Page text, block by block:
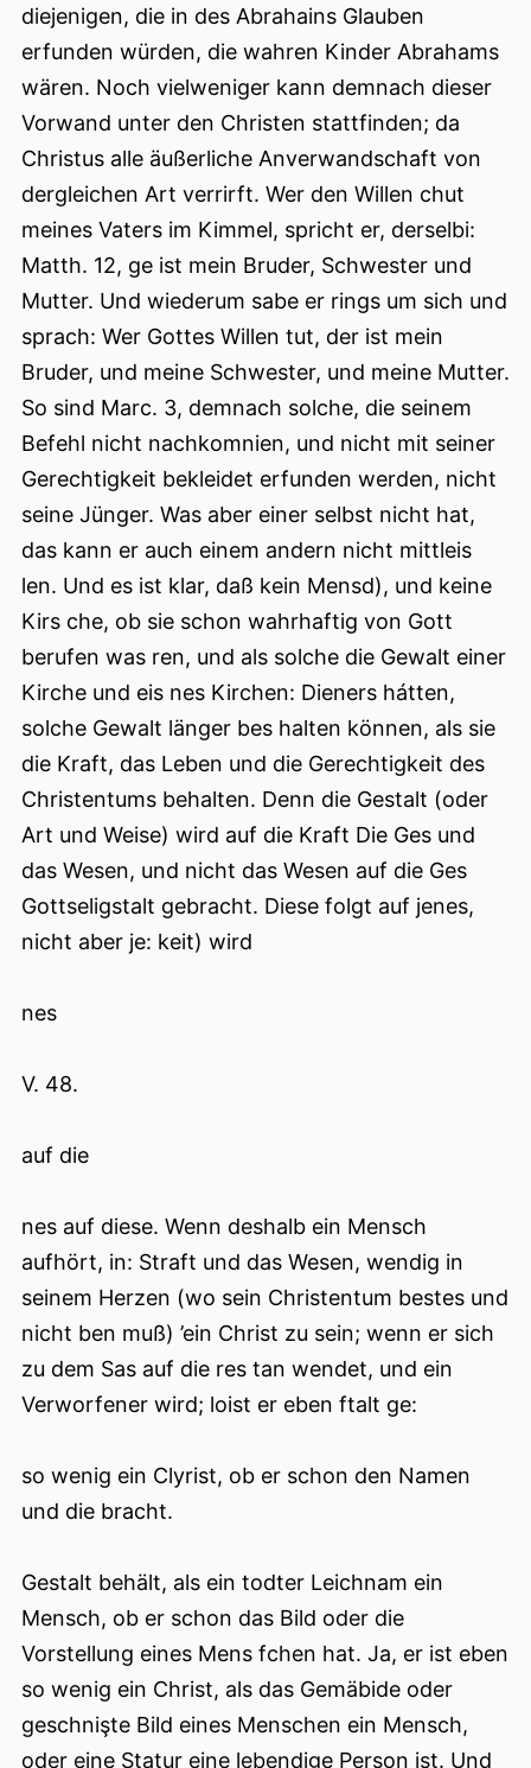
diejenigen, die in des Abrahains Glauben
erfunden würden, die wahren Kinder Abrahams
wären. Noch vielweniger kann demnach dieser
Vorwand unter den Christen stattfinden; da
Christus alle äußerliche Anverwandschaft von
dergleichen Art verrirft. Wer den Willen chut
meines Vaters im Kimmel, spricht er, derselbi:
Matth. 12, ge ist mein Bruder, Schwester und
Mutter. Und wiederum sabe er rings um sich und
sprach: Wer Gottes Willen tut, der ist mein
Bruder, und meine Schwester, und meine Mutter.
So sind Marc. 3, demnach solche, die seinem
Befehl nicht nachkomnien, und nicht mit seiner
Gerechtigkeit bekleidet erfunden werden, nicht
seine Jünger. Was aber einer selbst nicht hat,
das kann er auch einem andern nicht mittleis
len. Und es ist klar, daß kein Mensd), und keine
Kirs che, ob sie schon wahrhaftig von Gott
berufen was ren, und als solche die Gewalt einer
Kirche und eis nes Kirchen: Dieners hátten,
solche Gewalt länger bes halten können, als sie
die Kraft, das Leben und die Gerechtigkeit des
Christentums behalten. Denn die Gestalt (oder
Art und Weise) wird auf die Kraft Die Ges und
das Wesen, und nicht das Wesen auf die Ges
Gottseligstalt gebracht. Diese folgt auf jenes,
nicht aber je: keit) wird
nes
V. 48.
auf die
nes auf diese. Wenn deshalb ein Mensch
aufhört, in: Straft und das Wesen, wendig in
seinem Herzen (wo sein Christentum bestes und
nicht ben muß) ’ein Christ zu sein; wenn er sich
zu dem Sas auf die res tan wendet, und ein
Verworfener wird; loist er eben ftalt ge:
so wenig ein Clyrist, ob er schon den Namen
und die bracht.
Gestalt behält, als ein todter Leichnam ein
Mensch, ob er schon das Bild oder die
Vorstellung eines Mens fchen hat. Ja, er ist eben
so wenig ein Christ, als das Gemäbide oder
geschnişte Bild eines Menschen ein Mensch,
oder eine Statur eine lebendige Person ist. Und